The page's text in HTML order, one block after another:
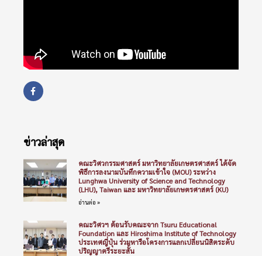
ข่าวล่าสุด
คณะวิศวกรรมศาสตร์ มหาวิทยาลัยเกษตรศาสตร์ ได้จัด
พิธีการลงนามบันทึกความเข้าใจ (MOU) ระหว่าง
Lunghwa University of Science and Technology
(LHU), Taiwan และ มหาวิทยาลัยเกษตรศาสตร์ (KU)
อ่านต่อ »
คณะวิศวฯ ต้อนรับคณะจาก Tsuru Educational
Foundation และ Hiroshima Institute of Technology
ประเทศญี่ปุ่น ร่วมหารือโครงการแลกเปลี่ยนนิสิตระดับ
ปริญญาตรีระยะสั้น